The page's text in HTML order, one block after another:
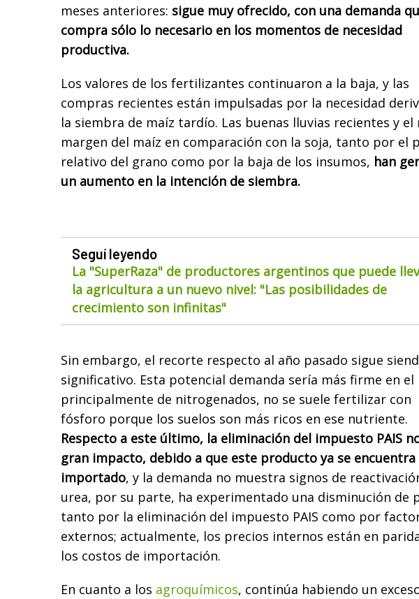
meses anteriores: sigue muy ofrecido, con una demanda
compra sólo lo necesario en los momentos de necesidad
productiva.
Los valores de los fertilizantes continuaron a la baja, y las
compras recientes están impulsadas por la necesidad
la siembra de maíz tardío. Las buenas lluvias recientes y el
margen del maíz en comparación con la soja, tanto por el
relativo del grano como por la baja de los insumos, han
un aumento en la intención de siembra.
Seguí leyendo
La "SuperRaza" de productores argentinos que puede
la agricultura a un nuevo nivel: "Las posibilidades de
crecimiento son infinitas"
Sin embargo, el recorte respecto al año pasado sigue
significativo. Esta potencial demanda sería más firme en el
principalmente de nitrogenados, no se suele fertilizar con
fósforo porque los suelos son más ricos en ese nutriente.
Respecto a este último, la eliminación del impuesto PAIS
gran impacto, debido a que este producto ya se encuentra
importado, y la demanda no muestra signos de
urea, por su parte, ha experimentado una disminución de
tanto por la eliminación del impuesto PAIS como por
externos; actualmente, los precios internos están en
los costos de importación.
En cuanto a los agroquímicos, continúa habiendo un